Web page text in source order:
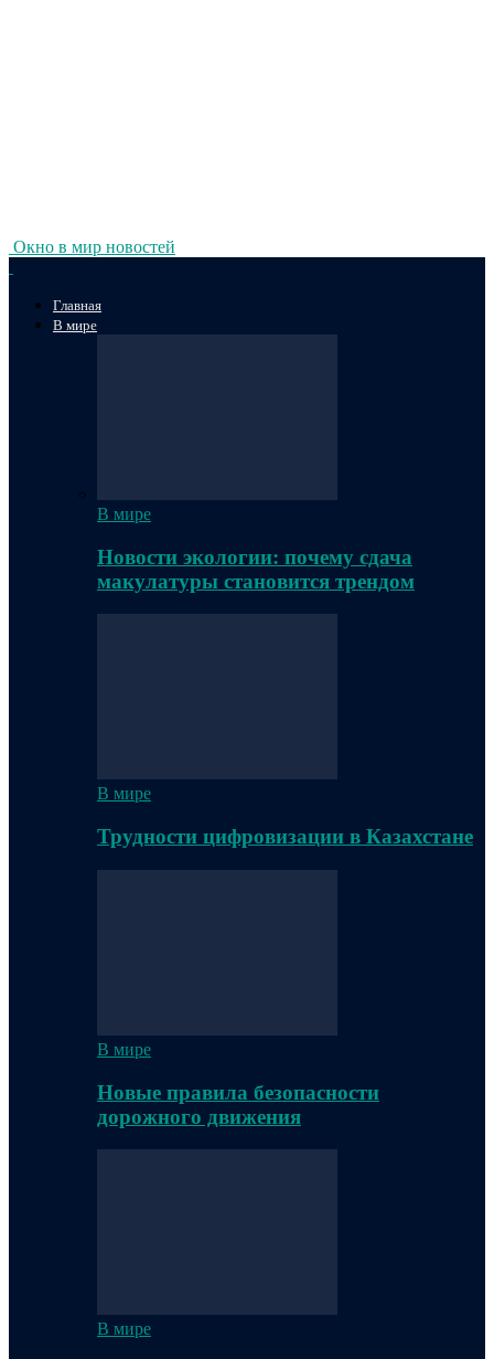
Окно в мир новостей
Главная
В мире
В мире
Новости экологии: почему сдача
макулатуры становится трендом
В мире
Трудности цифровизации в Казахстане
В мире
Новые правила безопасности
дорожного движения
В мире